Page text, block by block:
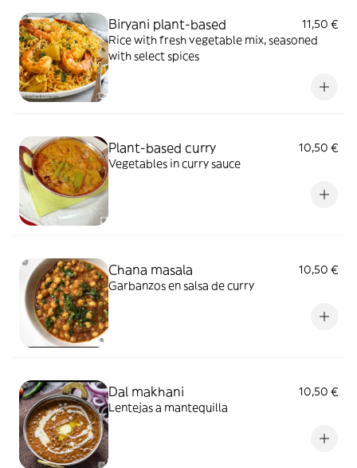
Biryani plant-based
11,50 €
Rice with fresh vegetable mix, seasoned
with select spices
Plant-based curry
10,50 €
Vegetables in curry sauce
Chana masala
10,50 €
Garbanzos en salsa de curry
Dal makhani
10,50 €
Lentejas a mantequilla